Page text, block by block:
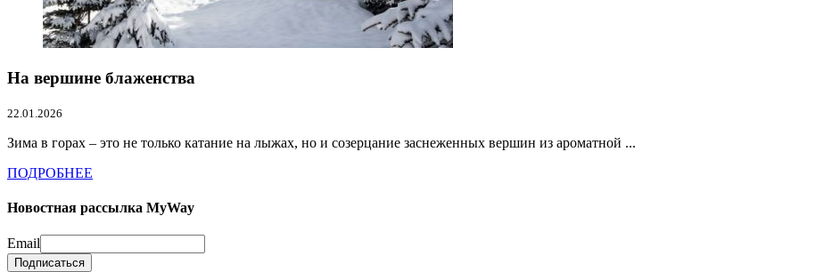
На вершине блаженства
22.01.2026
Зима в горах – это не только катание на лыжах, но и созерцание заснеженных вершин из ароматной ...
ПОДРОБНЕЕ
Новостная рассылка MyWay
Email